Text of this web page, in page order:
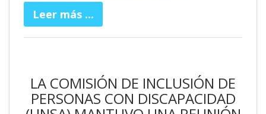
Leer más ...
LA COMISIÓN DE INCLUSIÓN DE
PERSONAS CON DISCAPACIDAD